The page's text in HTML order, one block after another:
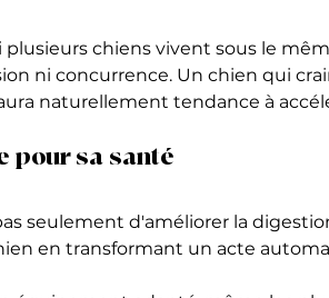
chiens vivent sous le
ni concurrence. Un chien qui
naturellement tendance à
pour sa santé
seulement d'améliorer la
en transformant un acte